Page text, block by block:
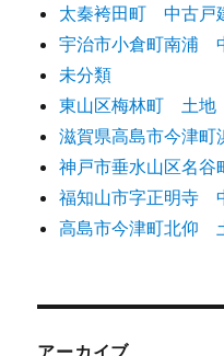
太秦袴田町 中古戸
宇治市小倉町南浦
未分類
東山区梅林町 土地
滋賀県高島市今津町
神戸市垂水山区名
福知山市字正明寺
高島市今津町北仰
アーカイブ